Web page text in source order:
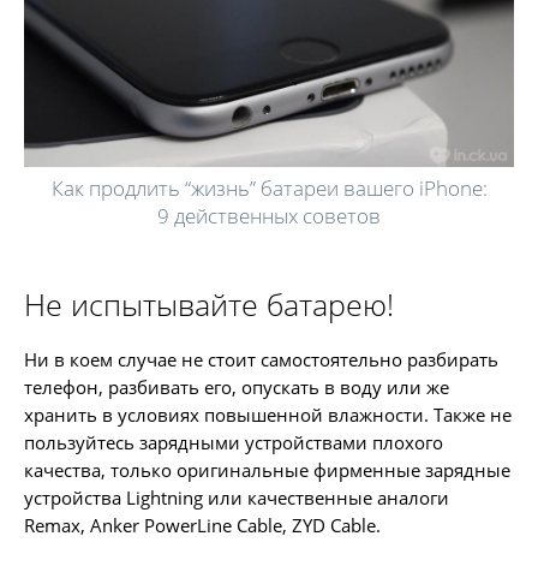
Как продлить “жизнь” батареи вашего iPhone:
9 действенных советов
Не испытывайте батарею!
Ни в коем случае не стоит самостоятельно разбирать
телефон, разбивать его, опускать в воду или же
хранить в условиях повышенной влажности. Также не
пользуйтесь зарядными устройствами плохого
качества, только оригинальные фирменные зарядные
устройства Lightning или качественные аналоги
Remax, Anker PowerLine Cable, ZYD Cable.